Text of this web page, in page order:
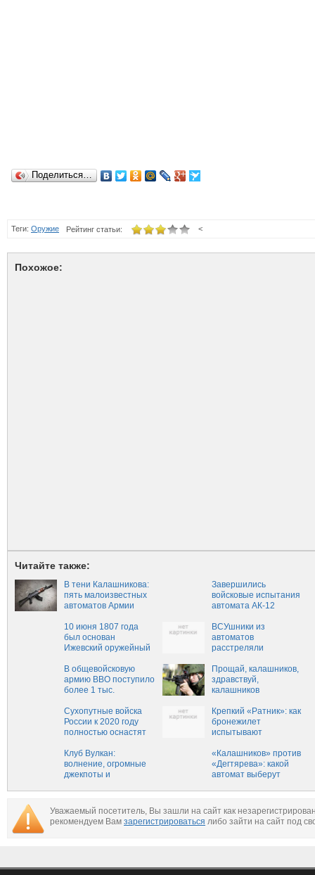
Поделиться…
Теги: Оружие <
Рейтинг статьи:
Похожое:
Читайте также:
В тени Калашникова:
пять малоизвестных
автоматов Армии
Завершились
войсковые испытания
автомата АК-12
10 июня 1807 года
был основан
Ижевский оружейный
ВСУшники из
автоматов
расстреляли
запущенные в память
о погибших детях в
Донецке
В общевойсковую
армию ВВО поступило
более 1 тыс.
Прощай, калашников,
здравствуй,
калашников
Сухопутные войска
России к 2020 году
полностью оснастят
Крепкий «Ратник»: как
бронежилет
испытывают
Клуб Вулкан:
волнение, огромные
джекпоты и
«Калашников» против
«Дегтярева»: какой
автомат выберут
Уважаемый посетитель, Вы зашли на сайт как
рекомендуем Вам зарегистрироваться либо зайти на сайт под